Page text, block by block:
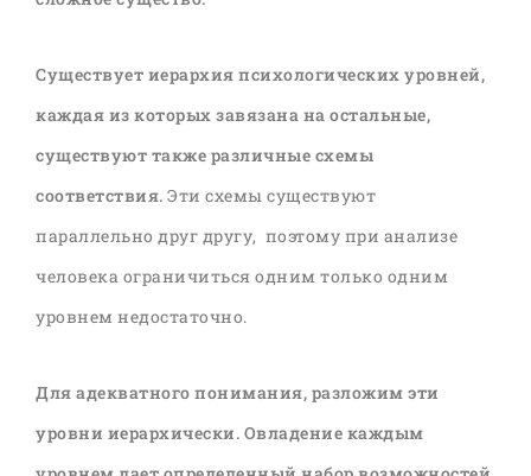
Существует иерархия психологических уровней,
каждая из которых завязана на остальные,
существуют также различные схемы
соответствия. Эти схемы существуют
параллельно друг другу, поэтому при анализе
человека ограничиться одним только одним
уровнем недостаточно.
Для адекватного понимания, разложим эти
уровни иерархически. Овладение каждым